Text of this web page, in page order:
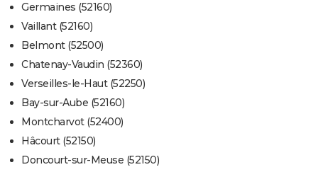
Germaines (52160)
Vaillant (52160)
Belmont (52500)
Chatenay-Vaudin (52360)
Verseilles-le-Haut (52250)
Bay-sur-Aube (52160)
Montcharvot (52400)
Hâcourt (52150)
Doncourt-sur-Meuse (52150)